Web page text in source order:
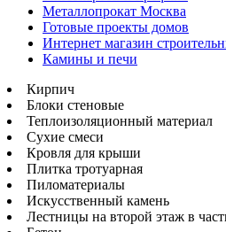
Металлопрокат Москва
Готовые проекты домов
Интернет магазин
Камины и печи
Кирпич
Блоки стеновые
Теплоизоляционный материал
Сухие смеси
Кровля для крыши
Плитка тротуарная
Пиломатериалы
Искусственный камень
Лестницы на второй этаж в